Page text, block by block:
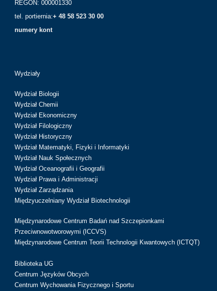
REGON: 000001330
tel. portiernia:+ 48 58 523 30 00
numery kont
Wydziały
Wydział Biologii
Wydział Chemii
Wydział Ekonomiczny
Wydział Filologiczny
Wydział Historyczny
Wydział Matematyki, Fizyki i Informatyki
Wydział Nauk Społecznych
Wydział Oceanografii i Geografii
Wydział Prawa i Administracji
Wydział Zarządzania
Międzyuczelniany Wydział Biotechnologii
Międzynarodowe Centrum Badań nad Szczepionkami
Przeciwnowotworowymi (ICCVS)
Międzynarodowe Centrum Teorii Technologii Kwantowych (ICTQT)
Biblioteka UG
Centrum Języków Obcych
Centrum Wychowania Fizycznego i Sportu